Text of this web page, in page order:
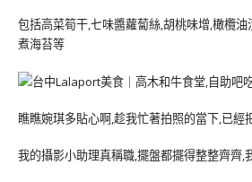
包括高菜筍干,七味醬蘿蔔絲,胡桃味增,橄欖
煮海苔等
瞧瞧婉琪多貼心啊,趁我忙著拍照的當下,已經
我的攝影小助理真稱職,擺盤都擺得整整齊齊,